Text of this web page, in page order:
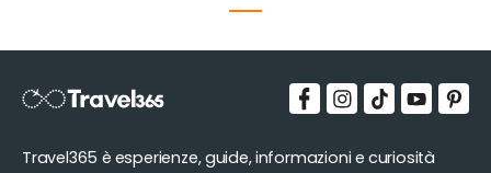
Travel365 è esperienze, guide, informazioni e curiosità